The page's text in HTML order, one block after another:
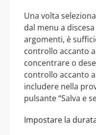
Una volta
dal menu a
argomenti, è
controllo accanto
concentrare o
controllo accanto
includere nella
pulsante “Salva e
Impostare la